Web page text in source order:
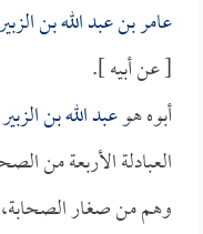
عامر بن عبد الله بن
[ عن أبيه ].
أبوه هوعبد الله بن الزبير
العبادلة الأربعة من
وهم من صغار